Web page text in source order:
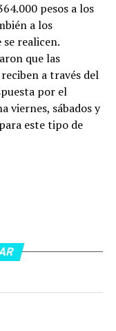
pesos a los
a los
realicen.
que las
a través del
por el
viernes, sábados y
este tipo de